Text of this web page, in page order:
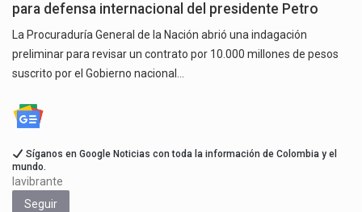
para defensa internacional del presidente Petro
La Procuraduría General de la Nación abrió una indagación
preliminar para revisar un contrato por 10.000 millones de pesos
suscrito por el Gobierno nacional…
Síganos en Google Noticias con toda la información de Colombia y el
mundo.
lavibrante
Seguir